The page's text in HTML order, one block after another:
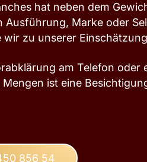
hat neben dem
Marke oder
zu unserer
am Telefon oder
ist eine
856 54